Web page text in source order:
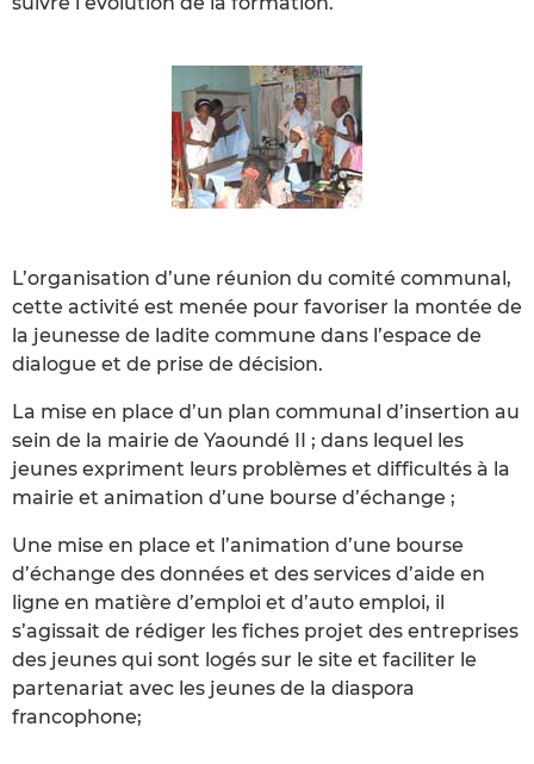
L’organisation d’une réunion du comité communal,
cette activité est menée pour favoriser la montée de
la jeunesse de ladite commune dans l’espace de
dialogue et de prise de décision.
La mise en place d’un plan communal d’insertion au
sein de la mairie de Yaoundé II ; dans lequel les
jeunes expriment leurs problèmes et difficultés à la
mairie et animation d’une bourse d’échange ;
Une mise en place et l’animation d’une bourse
d’échange des données et des services d’aide en
ligne en matière d’emploi et d’auto emploi, il
s’agissait de rédiger les fiches projet des entreprises
des jeunes qui sont logés sur le site et faciliter le
partenariat avec les jeunes de la diaspora
francophone;